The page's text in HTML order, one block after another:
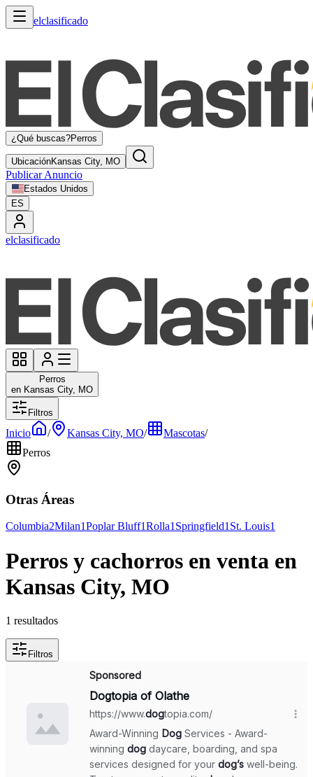
elclasificado
¿Qué buscas?Perros
UbicaciónKansas City, MO
Publicar Anuncio
Estados Unidos
ES
elclasificado
Perros
en Kansas City, MO
Filtros
Inicio / Kansas City, MO/ Mascotas/
Perros
Otras Áreas
Columbia2Milan1Poplar Bluff1Rolla1Springfield1St. Louis1
Perros y cachorros en venta en
Kansas City, MO
1 resultados
Filtros